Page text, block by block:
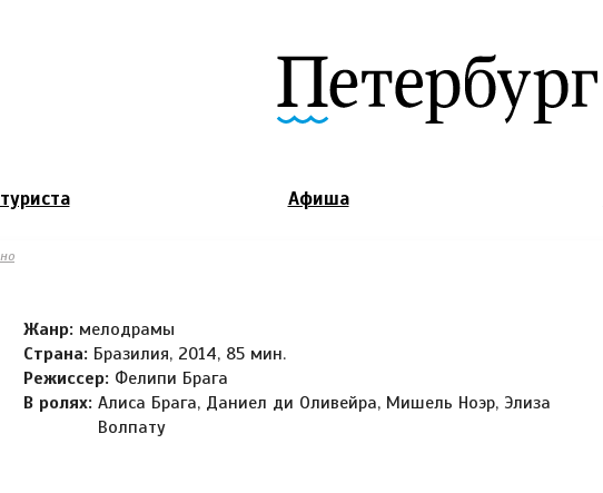
Афиша
Жанр: мелодрамы
Страна: Бразилия, 2014, 85 мин.
Режиссер: Фелипи Брага
В ролях: Алиса Брага, Даниел ди Оливейра, Мишель Ноэр, Элиза
Волпату